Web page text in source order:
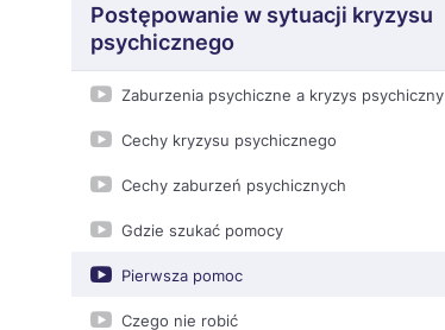
Postępowanie w sytuacji kryzysu
psychicznego
Zaburzenia psychiczne a kryzys psychiczny
Cechy kryzysu psychicznego
Cechy zaburzeń psychicznych
Gdzie szukać pomocy
Pierwsza pomoc
Czego nie robić